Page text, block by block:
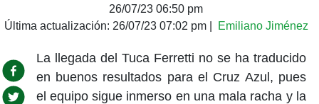
26/07/23 06:50 pm
Última actualización: 26/07/23 07:02 pm| Emiliano Jiménez
La llegada del Tuca Ferretti no se ha traducido
en buenos resultados para el Cruz Azul, pues
el equipo sigue inmerso en una mala racha y la